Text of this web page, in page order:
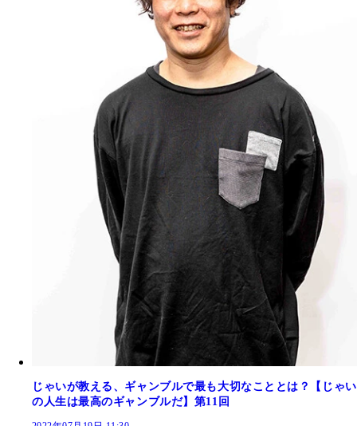
じゃいが教える、ギャンブルで最も大切なこととは？【じゃい
の人生は最高のギャンブルだ】第11回